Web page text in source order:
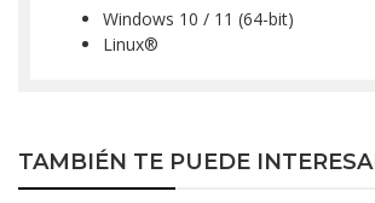
Windows 10 / 11 (64-bit)
Linux®
TAMBIÉN TE PUEDE